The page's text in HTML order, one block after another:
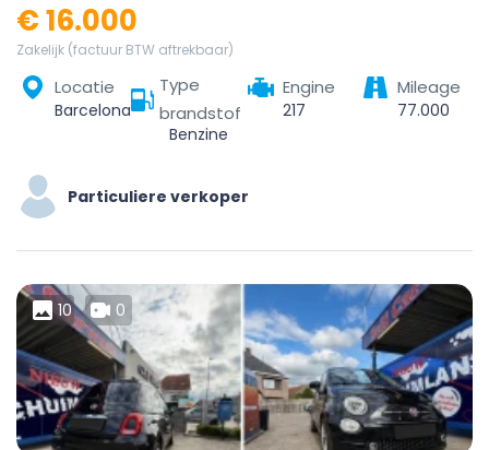
€ 16.000
Zakelijk (factuur BTW aftrekbaar)
Locatie
Barcelona, Barcelonés, Barcelona, Cataluña, España
Type
brandstof
Benzine
Engine
217
Mileage
77.000
Particuliere verkoper
10 0